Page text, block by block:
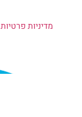
מדיניות פרטיות